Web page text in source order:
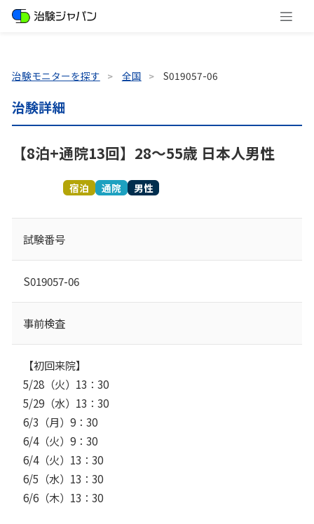
治験モニターを探す 全国 S019057-06
治験詳細
【8泊+通院13回】28～55歳 日本人男性
宿泊 通院 男性
試験番号
S019057-06
事前検査
【初回来院】
5/28（火）13：30
5/29（水）13：30
6/3（月）9：30
6/4（火）9：30
6/4（火）13：30
6/5（水）13：30
6/6（木）13：30